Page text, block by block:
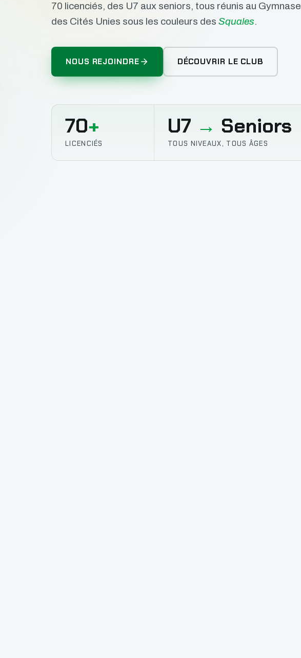
70 licenciés, des U7 aux seniors, tous réunis au Gymnase
des Cités Unies sous les couleurs des Squales.
NOUS REJOINDRE DÉCOUVRIR LE CLUB
70+
LICENCIÉS
U7 → Seniors
TOUS NIVEAUX, TOUS ÂGES